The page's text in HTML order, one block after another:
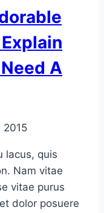
A
2015
lacus, quis
Nam vitae
vitae purus
dolor posuere